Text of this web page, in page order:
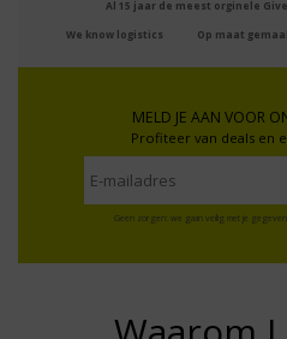
Al 15 jaar de meest orginele
We know logistics Op maat
MELD JE AAN VOOR
Profiteer van deals en
Geen zorgen: we gaan veilig met je